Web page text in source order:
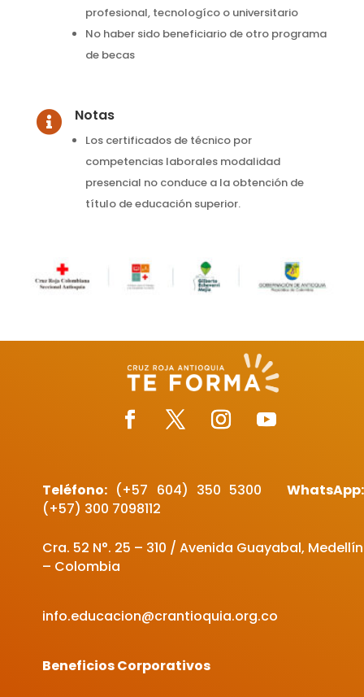
profesional, tecnologíco o universitario
No haber sido beneficiario de otro programa
de becas
 Notas
Los certificados de técnico por
competencias laborales modalidad
presencial no conduce a la obtención de
título de educación superior.
Teléfono: (+57 604) 350 5300
WhatsApp:
(+57) 300 7098112
Cra. 52 N°. 25 – 310 / Avenida Guayabal, Medellín
– Colombia
info.educacion@crantioquia.org.co
Beneficios Corporativos